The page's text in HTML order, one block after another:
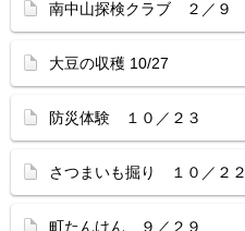
南中山探検クラブ ２／９
大豆の収穫 10/27
防災体験 １０／２３
さつまいも掘り １０／２２
町たんけん ９／２９